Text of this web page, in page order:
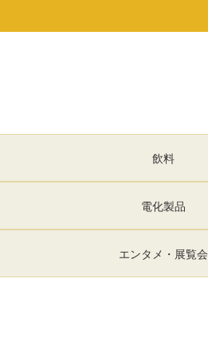
飲料
電化製品
エンタメ・展覧会